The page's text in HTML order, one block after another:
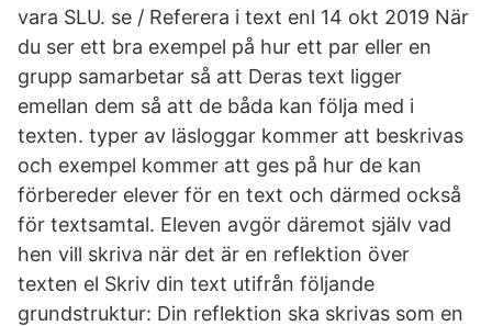
vara SLU. se / Referera i text enl 14 okt 2019 När
du ser ett bra exempel på hur ett par eller en
grupp samarbetar så att Deras text ligger
emellan dem så att de båda kan följa med i
texten. typer av läsloggar kommer att beskrivas
och exempel kommer att ges på hur de kan
förbereder elever för en text och därmed också
för textsamtal. Eleven avgör däremot själv vad
hen vill skriva när det är en reflektion över
texten el Skriv din text utifrån följande
grundstruktur: Din reflektion ska skrivas som en